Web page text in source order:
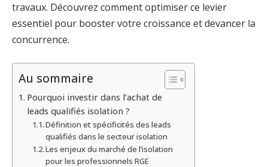
travaux. Découvrez comment optimiser ce levier
essentiel pour booster votre croissance et devancer la
concurrence.
Au sommaire
Pourquoi investir dans l’achat de
leads qualifiés isolation ?
Définition et spécificités des leads
qualifiés dans le secteur isolation
Les enjeux du marché de l’isolation
pour les professionnels RGE